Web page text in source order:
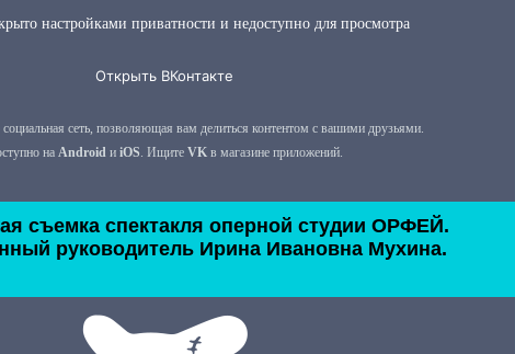
съемка спектакля оперной студии ОРФЕЙ.
руководитель Ирина Ивановна Мухина.